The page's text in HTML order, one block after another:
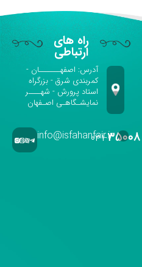
راه های
ارتباطی
آدرس: اصفهـــــــان -
کمربندی شرق - بزرگراه
استاد پرورش - شهــــر
نمایشـگاهـی اصـفهان
۰۳۱-۳۵۰۰۸info@isfahanfair.ir